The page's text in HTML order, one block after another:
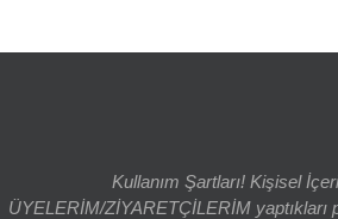
Kullanım Şartları! Kişisel
ÜYELERİM/ZİYARETÇİLERİM